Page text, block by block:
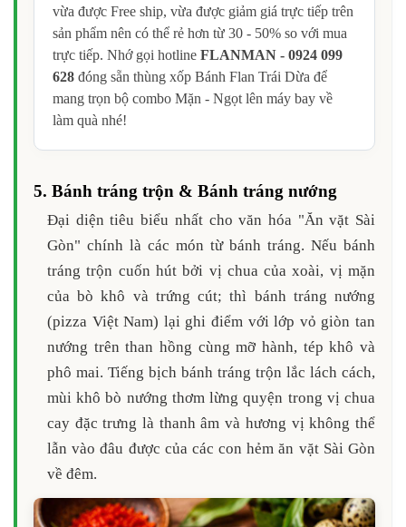
vừa được Free ship, vừa được giảm giá trực tiếp trên
sản phẩm nên có thể rẻ hơn từ 30 - 50% so với mua
trực tiếp. Nhớ gọi hotline FLANMAN - 0924 099
628 đóng sẵn thùng xốp Bánh Flan Trái Dừa để
mang trọn bộ combo Mặn - Ngọt lên máy bay về
làm quà nhé!
5. Bánh tráng trộn & Bánh tráng nướng
Đại diện tiêu biểu nhất cho văn hóa "Ăn vặt Sài
Gòn" chính là các món từ bánh tráng. Nếu bánh
tráng trộn cuốn hút bởi vị chua của xoài, vị mặn
của bò khô và trứng cút; thì bánh tráng nướng
(pizza Việt Nam) lại ghi điểm với lớp vỏ giòn tan
nướng trên than hồng cùng mỡ hành, tép khô và
phô mai. Tiếng bịch bánh tráng trộn lắc lách cách,
mùi khô bò nướng thơm lừng quyện trong vị chua
cay đặc trưng là thanh âm và hương vị không thể
lẫn vào đâu được của các con hẻm ăn vặt Sài Gòn
về đêm.